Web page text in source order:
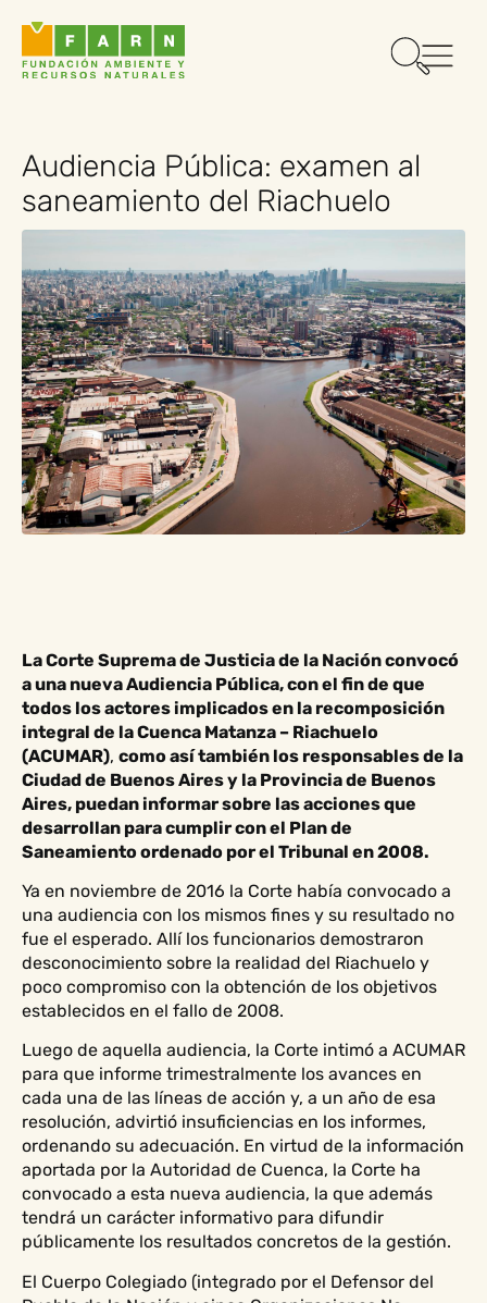
Audiencia Pública: examen al
saneamiento del Riachuelo
La Corte Suprema de Justicia de la Nación convocó
a una nueva Audiencia Pública, con el fin de que
todos los actores implicados en la recomposición
integral de la Cuenca Matanza – Riachuelo
(ACUMAR), como así también los responsables de la
Ciudad de Buenos Aires y la Provincia de Buenos
Aires, puedan informar sobre las acciones que
desarrollan para cumplir con el Plan de
Saneamiento ordenado por el Tribunal en 2008.
Ya en noviembre de 2016 la Corte había convocado a
una audiencia con los mismos fines y su resultado no
fue el esperado. Allí los funcionarios demostraron
desconocimiento sobre la realidad del Riachuelo y
poco compromiso con la obtención de los objetivos
establecidos en el fallo de 2008.
Luego de aquella audiencia, la Corte intimó a ACUMAR
para que informe trimestralmente los avances en
cada una de las líneas de acción y, a un año de esa
resolución, advirtió insuficiencias en los informes,
ordenando su adecuación. En virtud de la información
aportada por la Autoridad de Cuenca, la Corte ha
convocado a esta nueva audiencia, la que además
tendrá un carácter informativo para difundir
públicamente los resultados concretos de la gestión.
El Cuerpo Colegiado (integrado por el Defensor del